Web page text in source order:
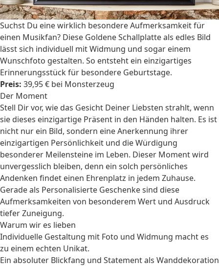
Suchst Du eine wirklich besondere Aufmerksamkeit für
einen Musikfan? Diese Goldene Schallplatte als edles Bild
lässt sich individuell mit Widmung und sogar einem
Wunschfoto gestalten. So entsteht ein einzigartiges
Erinnerungsstück für besondere Geburtstage.
Preis: 39,95 € bei Monsterzeug
Der Moment
Stell Dir vor, wie das Gesicht Deiner Liebsten strahlt, wenn
sie dieses einzigartige Präsent in den Händen halten. Es ist
nicht nur ein Bild, sondern eine Anerkennung ihrer
einzigartigen Persönlichkeit und die Würdigung
besonderer Meilensteine im Leben. Dieser Moment wird
unvergesslich bleiben, denn ein solch persönliches
Andenken findet einen Ehrenplatz in jedem Zuhause.
Gerade als Personalisierte Geschenkesind diese
Aufmerksamkeiten von besonderem Wert und Ausdruck
tiefer Zuneigung.
Warum wir es lieben
Individuelle Gestaltung mit Foto und Widmung macht es
zu einem echten Unikat.
Ein absoluter Blickfang und Statement als Wanddekoration